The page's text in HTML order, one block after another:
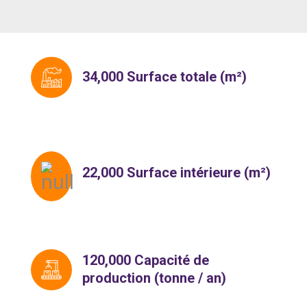
34,000 Surface totale (m²)
22,000 Surface intérieure (m²)
120,000 Capacité de
production (tonne / an)